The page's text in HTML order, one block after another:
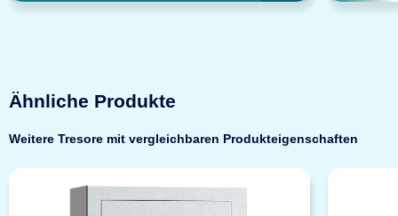
Ähnliche Produkte
Weitere Tresore mit vergleichbaren Produkteigenschaften